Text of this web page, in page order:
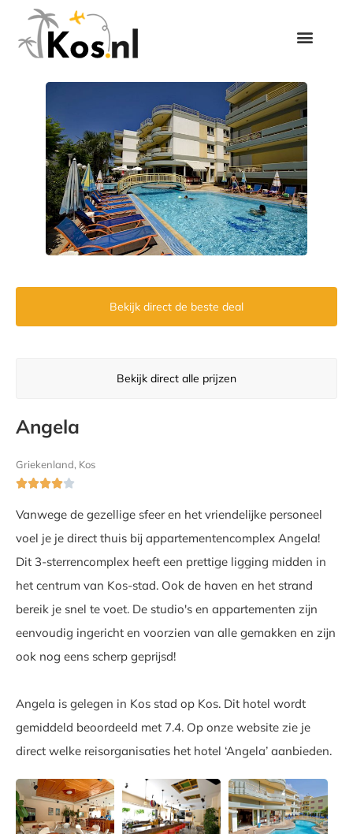
Bekijk direct de beste deal
Bekijk direct alle prijzen
Angela
Griekenland, Kos

Vanwege de gezellige sfeer en het vriendelijke personeel
voel je je direct thuis bij appartementencomplex Angela!
Dit 3-sterrencomplex heeft een prettige ligging midden in
het centrum van Kos-stad. Ook de haven en het strand
bereik je snel te voet. De studio's en appartementen zijn
eenvoudig ingericht en voorzien van alle gemakken en zijn
ook nog eens scherp geprijsd!
Angela is gelegen in Kos stad op Kos. Dit hotel wordt
gemiddeld beoordeeld met 7.4. Op onze website zie je
direct welke reisorganisaties het hotel ‘Angela’ aanbieden.